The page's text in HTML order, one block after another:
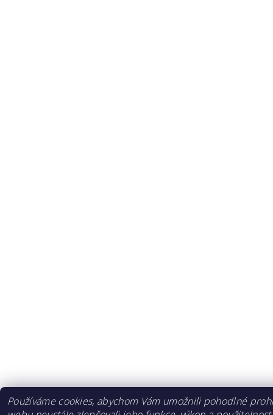
Používáme cookies, abychom Vám umožnili pohodlné